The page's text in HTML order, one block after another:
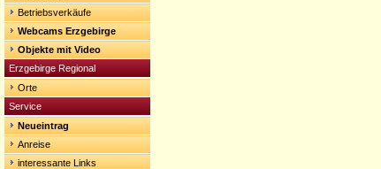
Betriebsverkäufe
Webcams Erzgebirge
Objekte mit Video
Erzgebirge Regional
Orte
Service
Neueintrag
Anreise
interessante Links